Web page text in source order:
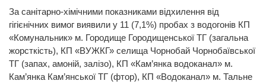
За санітарно-хімічними показниками відхилення від
гігієнічних вимог виявили у 11 (7,1%) пробах з водогонів КП
«Комунальник» м. Городище Городищенської ТГ (загальна
жорсткість), КП «ВУЖКГ» селища Чорнобай Чорнобаївської
ТГ (запах, амоній, залізо), КП «Кам’янка водоканал» м.
Кам’янка Кам’янської ТГ (фтор), КП «Водоканал» м. Тальне